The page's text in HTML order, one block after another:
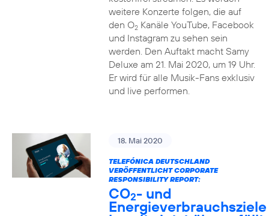
weitere Konzerte folgen, die auf
den O2Kanäle YouTube, Facebook
und Instagram zu sehen sein
werden. Den Auftakt macht Samy
Deluxe am 21. Mai 2020, um 19 Uhr.
Er wird für alle Musik-Fans exklusiv
und live performen.
18. Mai 2020
TELEFÓNICA DEUTSCHLAND
VERÖFFENTLICHT CORPORATE
RESPONSIBILITY REPORT:
CO2- und
Energieverbrauchsziele